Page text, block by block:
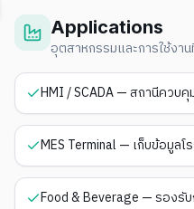
Applications
อุตสาหกรรมและการใช้งาน
HMI / SCADA — สถานีควบ
MES Terminal — เก็บข้อมูล
Food & Beverage — รองรั